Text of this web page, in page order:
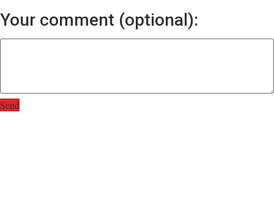
Your comment (optional):
Send